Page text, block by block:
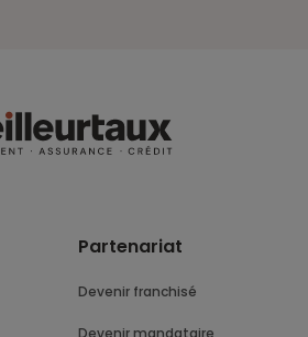
Partenariat
Devenir franchisé
Devenir mandataire